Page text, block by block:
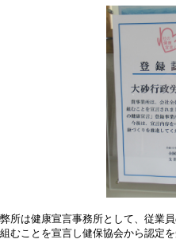
弊所は健康宣言事務所として、従業
組むことを宣言し健保協会から認定を